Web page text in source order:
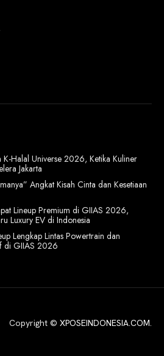
K-Halal Universe 2026, Ketika Kuliner
Jakarta
Angkat Kisah Cinta dan Kesetiaan
Lineup Premium di GIIAS 2026,
Luxury EV di Indonesia
Lengkap Lintas Powertrain dan
di GIIAS 2026
Copyright © XPOSEINDONESIA.COM.